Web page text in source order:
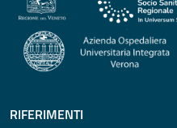
RIFERIMENTI